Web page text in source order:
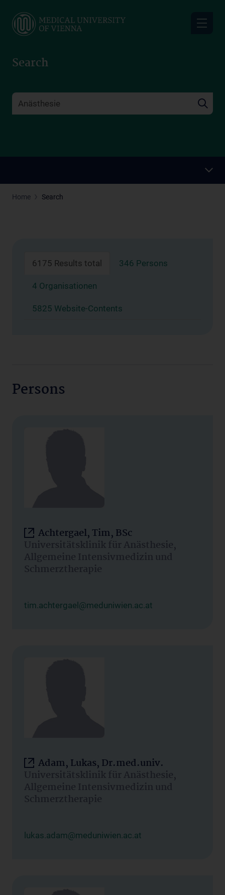
main
Search
Home Search
6175 Results total 346 Persons
4 Organisationen
5825 Website-Contents
Persons
Achtergael, Tim, BSc
Universitätsklinik für Anästhesie,
Allgemeine Intensivmedizin und
Schmerztherapie
tim.achtergael@meduniwien.ac.at
Adam, Lukas, Dr.med.univ.
Universitätsklinik für Anästhesie,
Allgemeine Intensivmedizin und
Schmerztherapie
lukas.adam@meduniwien.ac.at